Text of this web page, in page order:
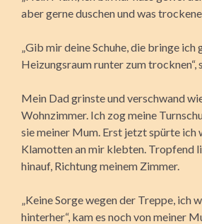
aber gerne duschen und was
„Gib mir deine Schuhe, die bringe ich
Heizungsraum runter zum trocknen“,
Mein Dad grinste und verschwand
Wohnzimmer. Ich zog meine
sie meiner Mum. Erst jetzt spürte ich
Klamotten an mir klebten. Tropfend
hinauf, Richtung meinem Zimmer.
„Keine Sorge wegen der Treppe, ich
hinterher“, kam es noch von meiner